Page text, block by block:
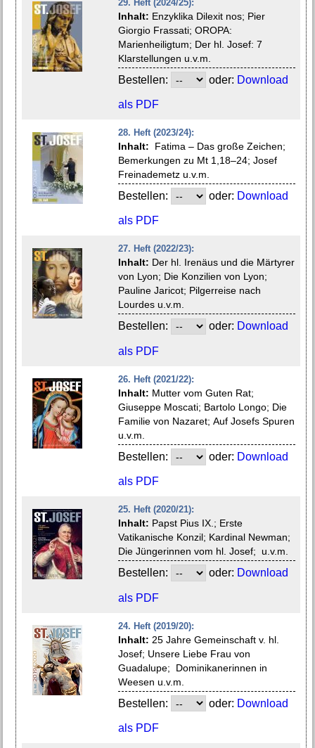
29. Heft (2024/25):
Inhalt: Enzyklika Dilexit nos; Pier
Giorgio Frassati; OROPA:
Marienheiligtum; Der hl. Josef: 7
Klarstellungen u.v.m.
Bestellen: oder: Download
als PDF
28. Heft (2023/24):
Inhalt: Fatima – Das große Zeichen;
Bemerkungen zu Mt 1,18–24; Josef
Freinademetz u.v.m.
Bestellen: oder: Download
als PDF
27. Heft (2022/23):
Inhalt: Der hl. Irenäus und die Märtyrer
von Lyon; Die Konzilien von Lyon;
Pauline Jaricot; Pilgerreise nach
Lourdes u.v.m.
Bestellen: oder: Download
als PDF
26. Heft (2021/22):
Inhalt: Mutter vom Guten Rat;
Giuseppe Moscati; Bartolo Longo; Die
Familie von Nazaret; Auf Josefs Spuren
u.v.m.
Bestellen: oder: Download
als PDF
25. Heft (2020/21):
Inhalt: Papst Pius IX.; Erste
Vatikanische Konzil; Kardinal Newman;
Die Jüngerinnen vom hl. Josef; u.v.m.
Bestellen: oder: Download
als PDF
24. Heft (2019/20):
Inhalt: 25 Jahre Gemeinschaft v. hl.
Josef; Unsere Liebe Frau von
Guadalupe; Dominikanerinnen in
Weesen u.v.m.
Bestellen: oder: Download
als PDF